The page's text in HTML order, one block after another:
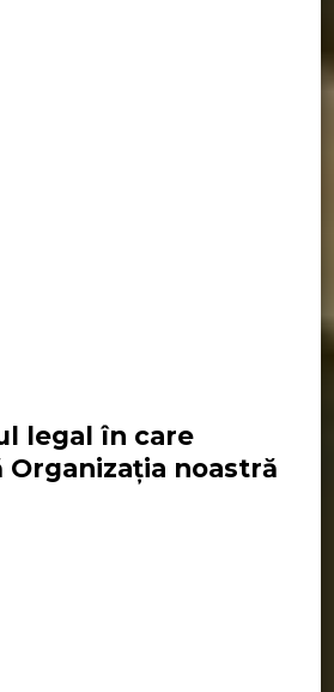
legal în care
Organizația noastră